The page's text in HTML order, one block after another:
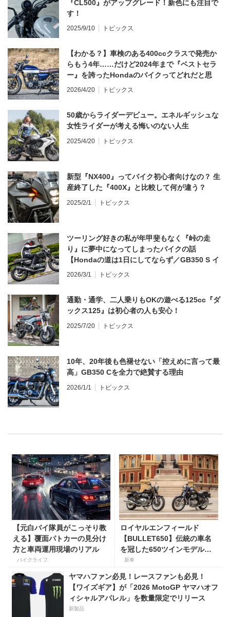
『CL500』がアップグレード！新色にも注目で
す！
2025/9/10 トピックス
【わかる？】車検のある400ccクラスで発売か
らもう4年……だけど2024年まで『ベストセラ
ー』を誇ったHondaのバイクってどれだと思
う？
2026/4/20 トピックス
50歳からライダーデビュー。エネルギッシュな
女性ライダーが考える悔いのない人生
2025/4/20 トピックス
新型『NX400』ってバイク初心者向けなの？ 生
産終了した『400X』と比較して何が違う？
2025/2/1 トピックス
ツーリング好きの私が年甲斐もなく『峠の走
り』に夢中になってしまったバイクの話
【Hondaの道は1日にしてならず／GB350 S イ
ンプレ・レビュー 前編】
2026/3/1 トピックス
通勤・通学、二人乗りもOKの遊べる125cc『ダ
ックス125』は初心者の人も安心！
2025/7/20 トピックス
10年、20年後も色褪せない「控えめに言って最
高」GB350 Cを全力で絶賛する理由
2026/1/1 トピックス
【元白バイ隊員がこっそり教
える】覆面パトカーの見分け
方と車両運用現場のリアル
バイクライフ
ロイヤルエンフィールド
【BULLET650】伝統の車名
を冠した650ツインモデルが
登場。価格98万100円〜で、8
月27日発売！
新車
ヤマハファン必見！レースファンも必見！
【ワイズギア】が「2026 MotoGP ヤマハオフ
ィシャルアパレル」を数量限定でリリース
新製品